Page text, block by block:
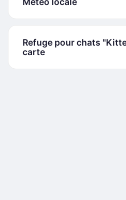
Refuge pour chats
carte